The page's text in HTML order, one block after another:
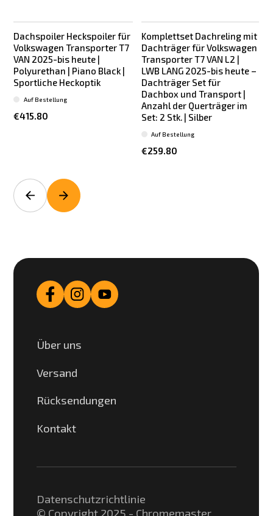
Dachspoiler Heckspoiler für
Volkswagen Transporter T7
VAN 2025-bis heute |
Polyurethan | Piano Black |
Sportliche Heckoptik
€415.80
Auf Bestellung
Neu
Komplettset Dachreling mit
Dachträger für Volkswagen
Transporter T7 VAN L2 |
LWB LANG 2025-bis heute –
Dachträger Set für
Dachbox und Transport |
Anzahl der Querträger im
Set: 2 Stk. | Silber
€259.80
Auf Bestellung
Über uns
Versand
Rücksendungen
Kontakt
© Copyright 2025 - Chromemaster
Datenschutzrichtlinie